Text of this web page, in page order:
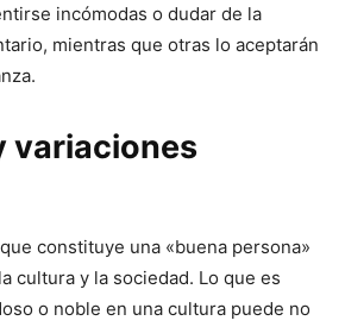
incómodas o dudar de la
mientras que otras lo aceptarán
variaciones
constituye una «buena persona»
cultura y la sociedad. Lo que es
o noble en una cultura puede no